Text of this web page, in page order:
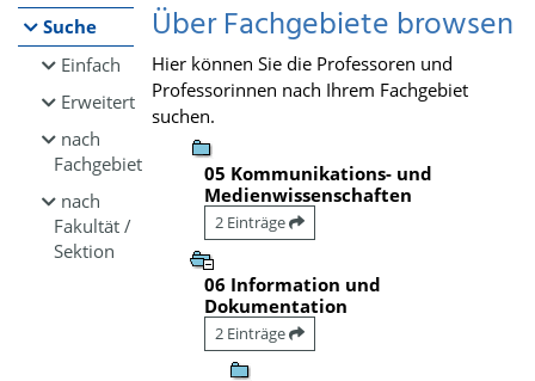
Suche
Einfach
Erweitert
nach
Fachgebiet
nach
Fakultät /
Sektion
Über Fachgebiete browsen
Hier können Sie die Professoren und
Professorinnen nach Ihrem Fachgebiet
suchen.
05 Kommunikations- und
Medienwissenschaften
2 Einträge
06 Information und
Dokumentation
2 Einträge